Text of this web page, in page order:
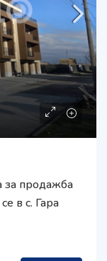
за продажба
в с. Гара